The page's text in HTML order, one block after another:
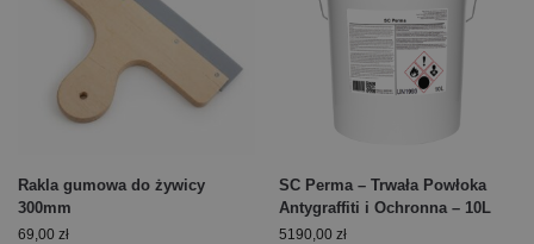
Rakla gumowa do żywicy
300mm
69,00 zł
SC Perma – Trwała Powłoka
Antygraffiti i Ochronna – 10L
5190,00 zł